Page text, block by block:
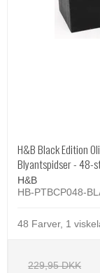
H&B Black Edition
Blyantspidser - 48-
H&B
HB-PTBCP048-
48 Farver, 1
229,95 DKK